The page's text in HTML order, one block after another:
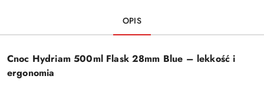
OPIS
Cnoc Hydriam 500ml Flask 28mm Blue – lekkość i
ergonomia